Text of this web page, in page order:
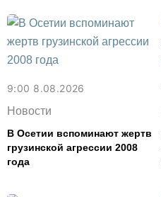
9:00 8.08.2026
Новости
В Осетии вспоминают жертв
грузинской агрессии 2008
года